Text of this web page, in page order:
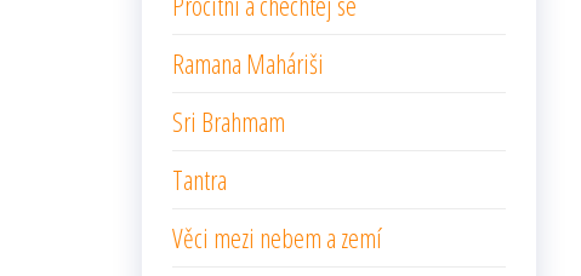
Ramana Maháriši
Sri Brahmam
Tantra
Věci mezi nebem a zemí